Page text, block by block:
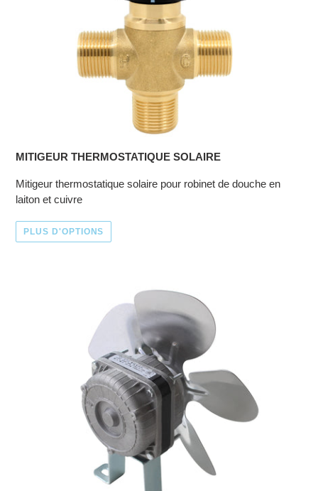
MITIGEUR THERMOSTATIQUE SOLAIRE
Mitigeur thermostatique solaire pour robinet de douche en
laiton et cuivre
PLUS D'OPTIONS